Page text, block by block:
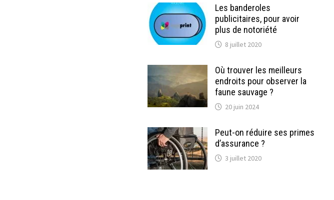
Les banderoles
publicitaires, pour avoir
plus de notoriété
8 juillet 2020
Où trouver les meilleurs
endroits pour observer la
faune sauvage ?
20 juin 2024
Peut-on réduire ses primes
d’assurance ?
3 juillet 2020